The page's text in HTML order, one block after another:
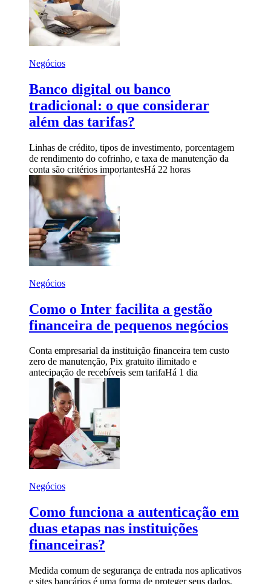
Negócios
Banco digital ou banco
tradicional: o que considerar
além das tarifas?
Linhas de crédito, tipos de investimento, porcentagem
de rendimento do cofrinho, e taxa de manutenção da
conta são critérios importantesHá 22 horas
Negócios
Como o Inter facilita a gestão
financeira de pequenos negócios
Conta empresarial da instituição financeira tem custo
zero de manutenção, Pix gratuito ilimitado e
antecipação de recebíveis sem tarifaHá 1 dia
Negócios
Como funciona a autenticação em
duas etapas nas instituições
financeiras?
Medida comum de segurança de entrada nos aplicativos
e sites bancários é uma forma de proteger seus dados,